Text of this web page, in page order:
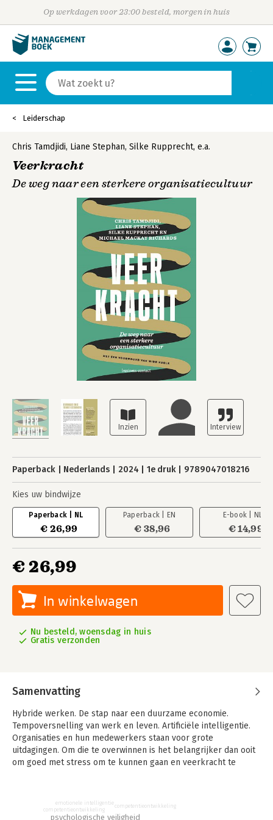
Op werkdagen voor 23:00 besteld, morgen in huis
Leiderschap
Chris Tamdjidi, Liane Stephan, Silke Rupprecht, e.a.
Veerkracht
De weg naar een sterkere organisatiecultuur
Paperback Nederlands 2024 1e druk 9789047018216
Kies uw bindwijze
Paperback | NL
€ 26,99
Paperback | EN
€ 38,96
E-book | NL
€ 14,99
€ 26,99
In winkelwagen
Nu besteld, woensdag in huis
Gratis verzonden
Samenvatting
Hybride werken. De stap naar een duurzame economie.
Tempoversnelling van werk en leven. Artificiële intelligentie.
Organisaties en hun medewerkers staan voor grote
uitdagingen. Om die te overwinnen is het belangrijker dan ooit
om goed met stress om te kunnen gaan en veerkracht te
raamwerk voor het opbouwen van een organisatiebrede
psychologische veiligheid
competentieontwikkeling
emotionele intelligentie
competentieontwikkeling